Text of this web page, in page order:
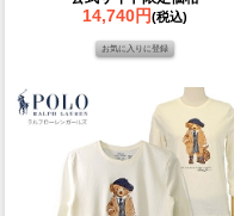
14,740円(税込)